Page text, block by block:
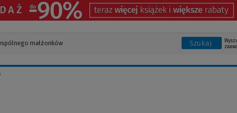
Szukaj